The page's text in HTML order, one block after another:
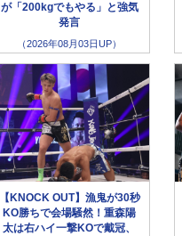
が「200kgでもやる」と強気
発言
（2026年08月03日UP）
【KNOCK OUT】漁鬼が30秒
KO勝ちで会場騒然！重森陽
太は右ハイ一撃KOで戴冠、